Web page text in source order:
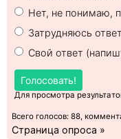
Нет, не понимаю,
Затрудняюсь
Свой ответ
Голосовать!
Для просмотра
Всего голосов: 88,
Страница опроса »